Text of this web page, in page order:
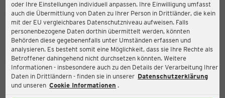
oder Ihre Einstellungen individuell anpassen. Ihre Einwilligung umfasst
auch die Übermittlung von Daten zu Ihrer Person in Drittländer, die kein
mit der EU vergleichbares Datenschutzniveau aufweisen. Falls
personenbezogene Daten dorthin übermittelt werden, könnten
Behörden diese gegebenenfalls unter Umständen erfassen und
analysieren. Es besteht somit eine Möglichkeit, dass sie Ihre Rechte als
Betroffener dahingehend nicht durchsetzen könnten. Weitere
Informationen - insbesondere auch zu den Details der Verarbeitung Ihrer
Daten in Drittländern - finden sie in unserer Datenschutzerklärung
und unseren Cookie Informationen .
Ernsting's family
Waterstraat 44, 4001 AM Tiel
Aktuell:
Geöffnet
Öffnungszeiten heute:
09:00 - 18:00